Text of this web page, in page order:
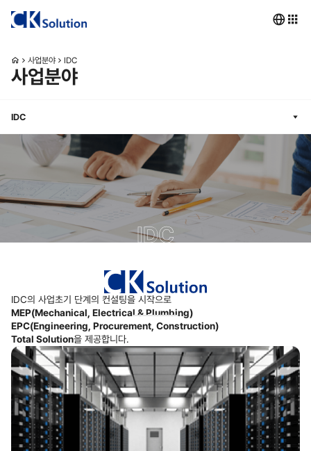
사업분야 IDC
사업분야
IDC
IDC
IDC의 사업초기 단계의 컨설팅을 시작으로
MEP(Mechanical, Electrical & Plumbing)
EPC(Engineering, Procurement, Construction)
Total Solution을 제공합니다.